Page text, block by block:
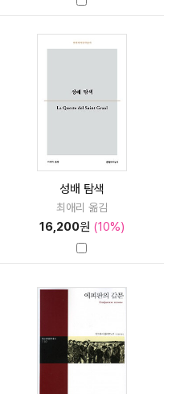
성배 탐색
최애리 옮김
16,200원 (10%)